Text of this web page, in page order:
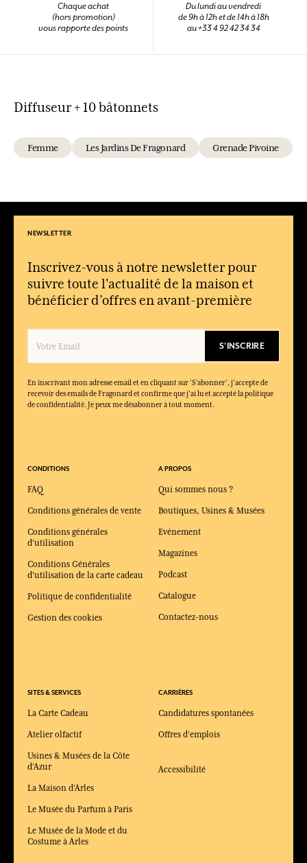
Chaque achat
(hors promotion)
vous rapporte des points
Du lundi au vendredi
de 9h à 12h et de 14h à 18h
au +33 4 92 42 34 34
Diffuseur + 10 bâtonnets
Femme Les Jardins De Fragonard Grenade Pivoine
NEWSLETTER
Inscrivez-vous à notre newsletter pour
suivre toute l'actualité de la maison et
bénéficier d’offres en avant-première
S'INSCRIRE
En inscrivant mon adresse email et en cliquant sur ‘S’abonner’, j'accepte de
recevoir des emails de Fragonard et confirme que j'ai lu et accepté la politique
de confidentialité. Je peux me désabonner à tout moment.
CONDITIONS
FAQ
Conditions générales de vente
Conditions générales
d'utilisation
Conditions Générales
d'utilisation de la carte cadeau
Politique de confidentialité
Gestion des cookies
SITES & SERVICES
La Carte Cadeau
Atelier olfactif
Usines & Musées de la Côte
d'Azur
La Maison d'Arles
Le Musée du Parfum à Paris
Le Musée de la Mode et du
Costume à Arles
A PROPOS
Qui sommes nous ?
Boutiques, Usines & Musées
Evénement
Magazines
Podcast
Catalogue
Contactez-nous
CARRIÈRES
Candidatures spontanées
Offres d'emplois
Accessibilité